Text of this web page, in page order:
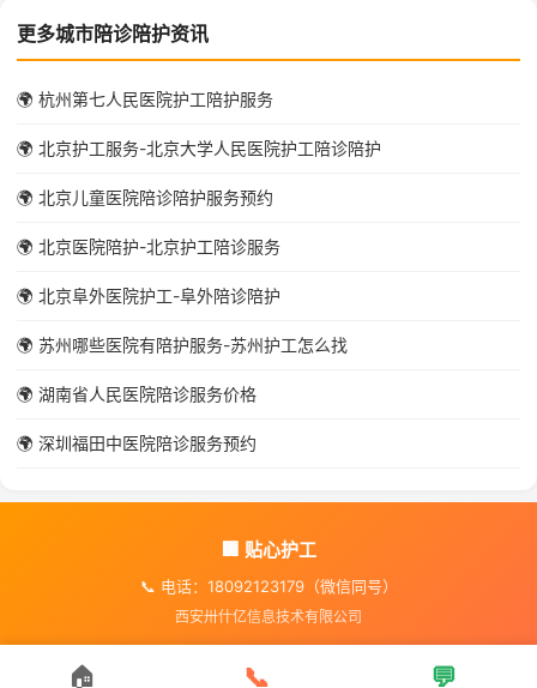
更多城市陪诊陪护资讯
🌍 杭州第七人民医院护工陪护服务
🌍 北京护工服务-北京大学人民医院护工陪诊陪护
🌍 北京儿童医院陪诊陪护服务预约
🌍 北京医院陪护-北京护工陪诊服务
🌍 北京阜外医院护工-阜外陪诊陪护
🌍 苏州哪些医院有陪护服务-苏州护工怎么找
🌍 湖南省人民医院陪诊服务价格
🌍 深圳福田中医院陪诊服务预约
🏢 贴心护工
📞 电话：18092123179（微信同号）
西安卅什亿信息技术有限公司
🏠 📞 💬